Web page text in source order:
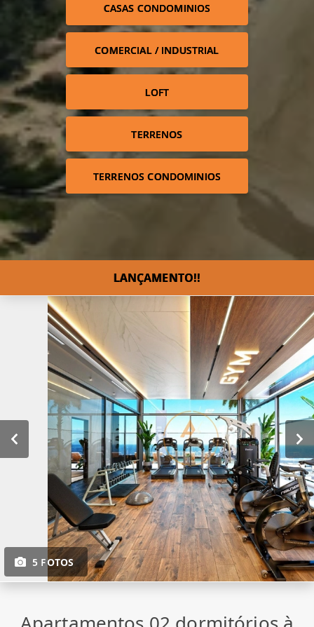
CASAS CONDOMINIOS
COMERCIAL / INDUSTRIAL
LOFT
TERRENOS
TERRENOS CONDOMINIOS
LANÇAMENTO!!
5 FOTOS